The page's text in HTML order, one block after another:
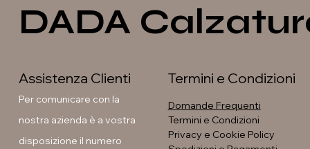
GALIA - Sneakers platform Soleil - Stivali con fibbia
GAVI - Anfibi con suola Soleil - Stivali flat con fibbia
DADA
Assistenza Clienti
Per comunicare con la
nostra azienda è a vostra
disposizione il numero
Termini e Condizioni
Domande Frequenti
Termini e Condizioni
Privacy e Cookie Policy